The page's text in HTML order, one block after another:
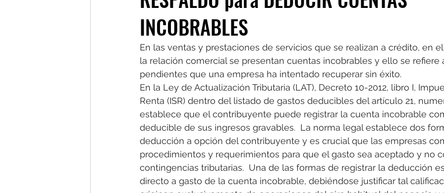
INCOBRABLES
En las ventas y prestaciones de servicios que se realizan a crédito, en
la relación comercial se presentan cuentas incobrables y ello se refiere
pendientes que una empresa ha intentado recuperar sin éxito.
En la Ley de Actualización Tributaria (LAT), Decreto 10-2012, libro I,
Renta (ISR) dentro del listado de gastos deducibles del artículo 21,
establece que el contribuyente puede registrar la cuenta incobrable
deducible de sus ingresos gravables.  La norma legal establece dos
deducción a opción del contribuyente y es crucial que las empresas
procedimientos y requerimientos para que el gasto sea aceptado y no
contingencias tributarias.  Una de las formas de registrar la deducción
directo a gasto de la cuenta incobrable, debiéndose justificar tal